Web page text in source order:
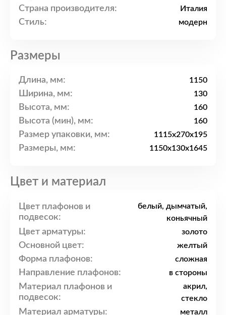
Страна производителя: Италия
Стиль: модерн
Размеры
Длина, мм: 1150
Ширина, мм: 130
Высота, мм: 160
Высота (мин), мм: 160
Размер упаковки, мм: 1115x270x195
Размеры, мм: 1150x130x1645
Цвет и материал
Цвет плафонов и
подвесок:
белый, дымчатый,
коньячный
Цвет арматуры: золото
Основной цвет: желтый
Форма плафонов: сложная
Направление плафонов: в стороны
Материал плафонов и
подвесок:
акрил,
стекло
Материал арматуры: металл